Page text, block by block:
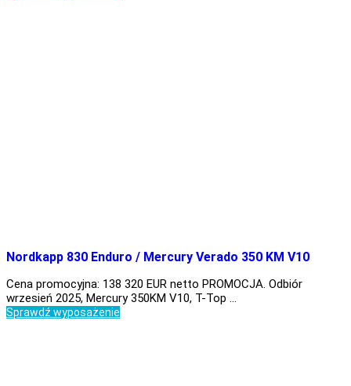
Nordkapp 830 Enduro / Mercury Verado 350 KM V10
Cena promocyjna: 138 320 EUR netto PROMOCJA. Odbiór
wrzesień 2025, Mercury 350KM V10, T-Top …
Sprawdź wyposażenie